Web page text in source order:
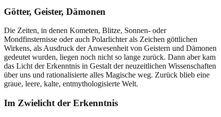
Götter, Geister, Dämonen
Die Zeiten, in denen Kometen, Blitze, Sonnen- oder
Mondfinsternisse oder auch Polarlichter als Zeichen göttlichen
Wirkens, als Ausdruck der Anwesenheit von Geistern und Dämonen
gedeutet wurden, liegen noch nicht so lange zurück. Dann aber kam
das Licht der Erkenntnis in Gestalt der neuzeitlichen Wissenschaften
über uns und rationalisierte alles Magische weg. Zurück blieb eine
graue, leere, kalte, entmythologisierte Welt.
Im Zwielicht der Erkenntnis